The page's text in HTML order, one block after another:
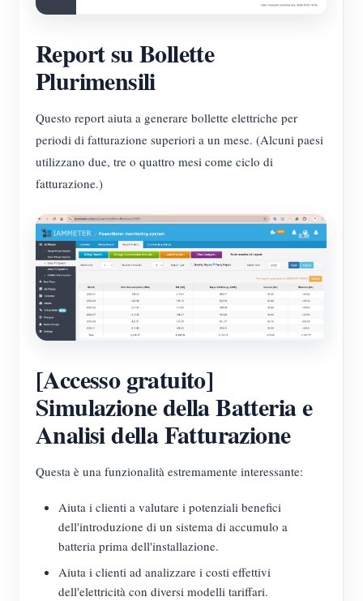
Report su Bollette
Plurimensili
Questo report aiuta a generare bollette elettriche per
periodi di fatturazione superiori a un mese. (Alcuni paesi
utilizzano due, tre o quattro mesi come ciclo di
fatturazione.)
[Accesso gratuito]
Simulazione della Batteria e
Analisi della Fatturazione
Questa è una funzionalità estremamente interessante:
Aiuta i clienti a valutare i potenziali benefici
dell'introduzione di un sistema di accumulo a
batteria prima dell'installazione.
Aiuta i clienti ad analizzare i costi effettivi
dell'elettricità con diversi modelli tariffari.